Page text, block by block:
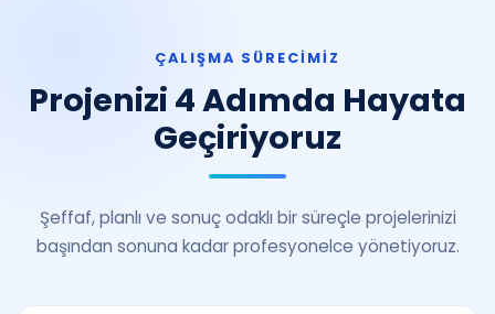
ÇALIŞMA SÜRECIMIZ
Projenizi 4 Adımda Hayata
Geçiriyoruz
Şeffaf, planlı ve sonuç odaklı bir süreçle projelerinizi
başından sonuna kadar profesyonelce yönetiyoruz.